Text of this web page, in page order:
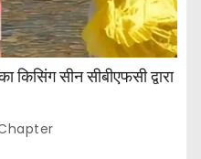
किसिंग सीन सीबीएफसी द्वारा